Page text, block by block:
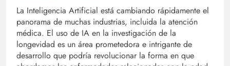
La Inteligencia Artificial está cambiando rápidamente el
panorama de muchas industrias, incluida la atención
médica. El uso de IA en la investigación de la
longevidad es un área prometedora e intrigante de
desarrollo que podría revolucionar la forma en que